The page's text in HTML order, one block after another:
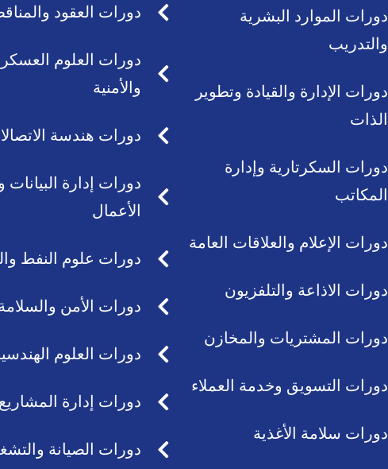
دورات الموارد البشرية
والتدريب
دورات الإدارة والقيادة وتطوير
الذات
دورات السكرتارية وإدارة
المكاتب
دورات الإعلام والعلاقات العامة
دورات الاذاعة والتلفزيون
دورات المشتريات والمخازن
دورات التسويق وخدمة العملاء
دورات سلامة الأغذية
دورات العقود
دورات العلوم
والأمنية
دورات هندسة
دورات إدارة البيانات
الأعمال
دورات علوم النفط
دورات الأمن
دورات العلوم
دورات إدارة المشاريع
دورات الصيانة